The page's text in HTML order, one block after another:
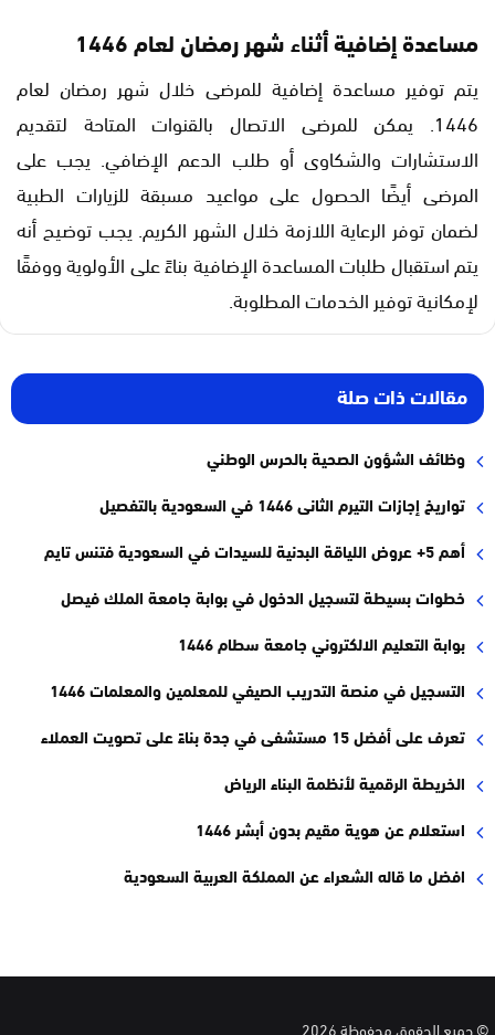
مساعدة إضافية أثناء شهر رمضان لعام 1446
يتم توفير مساعدة إضافية للمرضى خلال شهر رمضان لعام
1446. يمكن للمرضى الاتصال بالقنوات المتاحة لتقديم
الاستشارات والشكاوى أو طلب الدعم الإضافي. يجب على
المرضى أيضًا الحصول على مواعيد مسبقة للزيارات الطبية
لضمان توفر الرعاية اللازمة خلال الشهر الكريم. يجب توضيح أنه
يتم استقبال طلبات المساعدة الإضافية بناءً على الأولوية ووفقًا
لإمكانية توفير الخدمات المطلوبة.
مقالات ذات صلة
وظائف الشؤون الصحية بالحرس الوطني
تواريخ إجازات التيرم الثانى 1446 في السعودية بالتفصيل
أهم 5+ عروض اللياقة البدنية للسيدات في السعودية فتنس تايم
خطوات بسيطة لتسجيل الدخول في بوابة جامعة الملك فيصل
بوابة التعليم الالكتروني جامعة سطام 1446
التسجيل في منصة التدريب الصيفي للمعلمين والمعلمات 1446
تعرف على أفضل 15 مستشفى في جدة بناءً على تصويت العملاء
الخريطة الرقمية لأنظمة البناء الرياض
استعلام عن هوية مقيم بدون أبشر 1446
افضل ما قاله الشعراء عن المملكة العربية السعودية
© جميع الحقوق محفوظة 2026